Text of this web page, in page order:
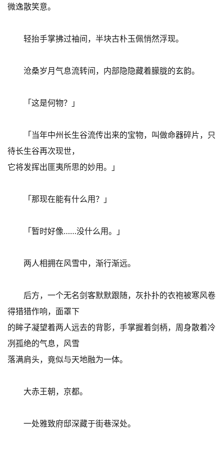
微逸散笑意。
轻抬手掌拂过袖间，半块古朴玉佩悄然浮现。
沧桑岁月气息流转间，内部隐隐藏着朦胧的玄韵。
「这是何物？」
「当年中州长生谷流传出来的宝物，叫做命器碎片，只
待长生谷再次现世，
它将发挥出匪夷所思的妙用。」
「那现在能有什么用？」
「暂时好像……没什么用。」
两人相拥在风雪中，渐行渐远。
后方，一个无名剑客默默跟随，灰扑扑的衣袍被寒风卷
得猎猎作响，面罩下
的眸子凝望着两人远去的背影，手掌握着剑柄，周身散着冷
冽孤绝的气息，风雪
落满肩头，竟似与天地融为一体。
大赤王朝，京都。
一处雅致府邸深藏于街巷深处。